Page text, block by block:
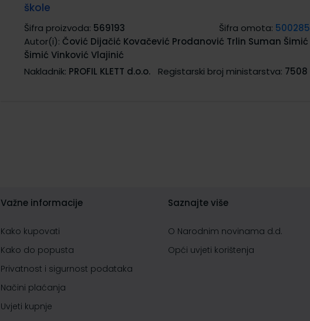
škole
Šifra proizvoda: 569193 Šifra omota: 500285
Autor(i): Čović Dijačić Kovačević Prodanović Trlin Suman Šimić
Šimić Vinković Vlajinić
Nakladnik: PROFIL KLETT d.o.o. Registarski broj ministarstva: 7508
Važne informacije
Kako kupovati
Kako do popusta
Privatnost i sigurnost podataka
Načini plaćanja
Uvjeti kupnje
Saznajte više
O Narodnim novinama d.d.
Opći uvjeti korištenja